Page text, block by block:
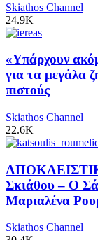
Skiathos Channel
24.9K
«Υπάρχουν
για τα μεγάλα
πιστούς
Skiathos Channel
22.6K
Σκιάθου – Ο
Μαριαλένα
Skiathos Channel